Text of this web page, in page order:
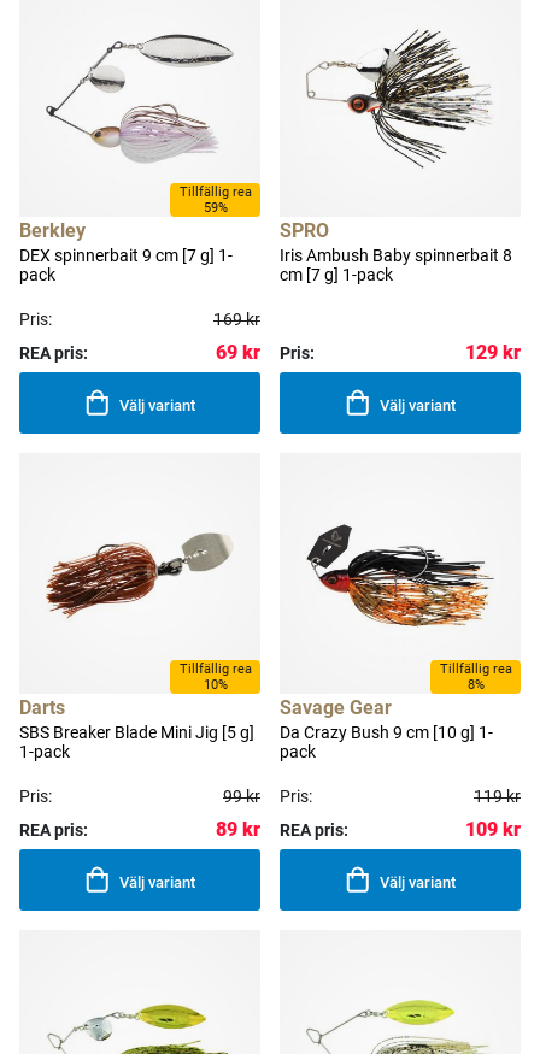
Tillfällig rea
59%
Berkley
DEX spinnerbait 9 cm [7 g] 1-
pack
Pris:
169 kr
REA pris:
69 kr
Välj variant
SPRO
Iris Ambush Baby spinnerbait 8
cm [7 g] 1-pack
Pris: 129 kr
Välj variant
Tillfällig rea
10%
Darts
SBS Breaker Blade Mini Jig [5 g]
1-pack
Pris:
99 kr
REA pris:
89 kr
Välj variant
Tillfällig rea
8%
Savage Gear
Da Crazy Bush 9 cm [10 g] 1-
pack
Pris:
119 kr
REA pris:
109 kr
Välj variant